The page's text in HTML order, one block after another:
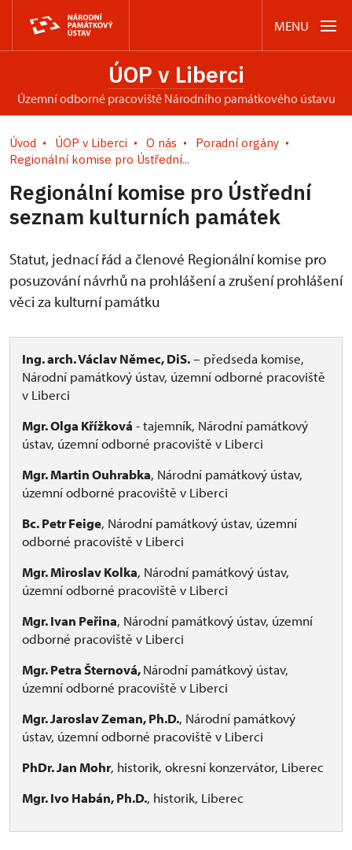
MENU
ÚOP v Liberci
územní odborné pracoviště Národního památkového ústavu
Úvod ÚOP v Liberci O nás
Poradní orgány
Regionální komise pro Ústřední...
Regionální komise pro Ústřední
seznam kulturních památek
Statut, jednací řád a členové Regionální komise pro
posuzování návrhů na prohlášení a zrušení prohlášení
věci za kulturní památku
Ing. arch. Václav Němec, DiS.– předseda komise,
Národní památkový ústav, územní odborné pracoviště
v Liberci
Mgr. Olga Křížková - tajemník, Národní památkový
ústav, územní odborné pracoviště v Liberci
Mgr. Martin Ouhrabka, Národní památkový ústav,
územní odborné pracoviště v Liberci
Bc. Petr Feige, Národní památkový ústav, územní
odborné pracoviště v Liberci
Mgr. Miroslav Kolka, Národní památkový ústav,
územní odborné pracoviště v Liberci
Mgr. Ivan Peřina, Národní památkový ústav, územní
odborné pracoviště v Liberci
Mgr. Petra Šternová,Národní památkový ústav,
územní odborné pracoviště v Liberci
Mgr. Jaroslav Zeman, Ph.D., Národní památkový
ústav, územní odborné pracoviště v Liberci
PhDr. Jan Mohr, historik, okresní konzervátor, Liberec
Mgr. Ivo Habán, Ph.D., historik, Liberec